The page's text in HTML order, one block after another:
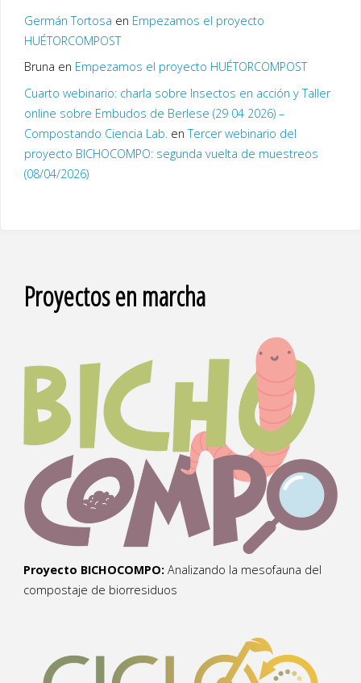
Germán Tortosa en Empezamos el proyecto
HUÉTORCOMPOST
Bruna en Empezamos el proyecto HUÉTORCOMPOST
Cuarto webinario: charla sobre Insectos en acción y Taller
online sobre Embudos de Berlese (29 04 2026) –
Compostando Ciencia Lab. enTercer webinario del
proyecto BICHOCOMPO: segunda vuelta de muestreos
(08/04/2026)
Proyectos en marcha
Proyecto BICHOCOMPO: Analizando la mesofauna del
compostaje de biorresiduos